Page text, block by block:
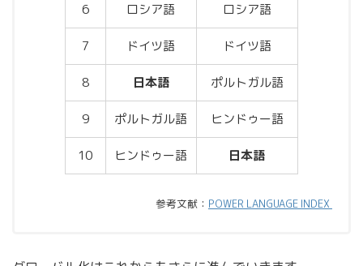
6 ロシア語 ロシア語
7 ドイツ語 ドイツ語
8 日本語 ポルトガル語
9 ポルトガル語 ヒンドゥー語
10 ヒンドゥー語 日本語
参考文献： POWER LANGUAGE INDEX